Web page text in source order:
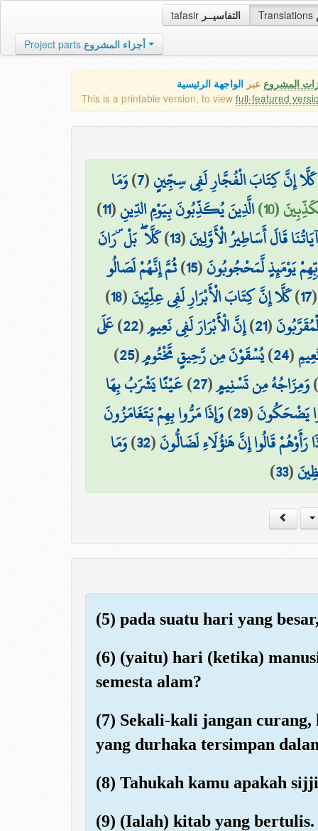
tafasir التفاسيــر Translations
Project parts أجزاء المشروع
المشروع عبر الواجهة الرئيسية
This is a printable version, to view full-featured
كَلَّا إِنَّ كِتَابَ الْفُجَّارِ لَفِي سِجِّينٍ(
7
)وَمَا
(10)
الَّذِينَ يُكَذِّبُونَ بِيَوْمِ الدِّينِ(
11
)
قَالَ أَسَاطِيرُ الْأَوَّلِينَ(
13
)كَلَّا ۖ بَلْ ۜ رَانَ
يَوْمَئِذٍ لَّمَحْجُوبُونَ(
15
)ثُمَّ إِنَّهُمْ لَصَالُو
17
)كَلَّا إِنَّ كِتَابَ الْأَبْرَارِ لَفِي عِلِّيِّينَ(
18
)
(
21
)إِنَّ الْأَبْرَارَ لَفِي نَعِيمٍ(
22
)عَلَى
(
24
)يُسْقَوْنَ مِن رَّحِيقٍ مَّخْتُومٍ(
25
)
)وَمِزَاجُهُ مِن تَسْنِيمٍ(
27
)عَيْنًا يَشْرَبُ بِهَا
يَضْحَكُونَ(
29
)وَإِذَا مَرُّوا بِهِمْ يَتَغَامَزُونَ
رَأَوْهُمْ قَالُوا إِنَّ هَٰؤُلَاءِ لَضَالُّونَ(
32
)وَمَا
(
33
)
(5) pada suatu hari yang
(6) (yaitu) hari (ketika)
semesta alam?
(7) Sekali-kali jangan curang,
yang durhaka tersimpan
(8) Tahukah kamu apakah
(9) (Ialah) kitab yang bertulis.